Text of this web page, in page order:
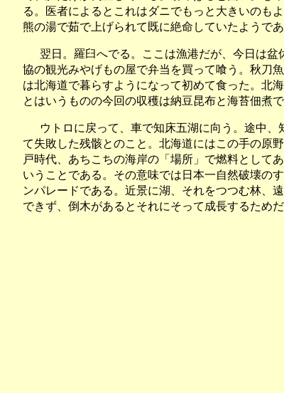
る。医者によるとこれはダニでもっと大きいのも
熊の湯で茹で上げられて既に絶命していたようであ
翌日。羅臼へでる。ここは漁港だが、今日は
協の観光みやげもの屋で弁当を買って喰う。秋刀
は北海道で暮らすようになって初めて食った。北
とはいうものの今回の収穫は納豆昆布と海苔佃煮
ウトロに戻って、車で知床五湖に向う。途中
て失敗した残骸とのこと。北海道にはこの手の原
戸時代、あちこちの海岸の「場所」で燃料として
いうことである。その意味では日本一自然破壊の
ンパレードである。近景に湖、それをつつむ林、
できず、倒木があるとそれにそって成長するため